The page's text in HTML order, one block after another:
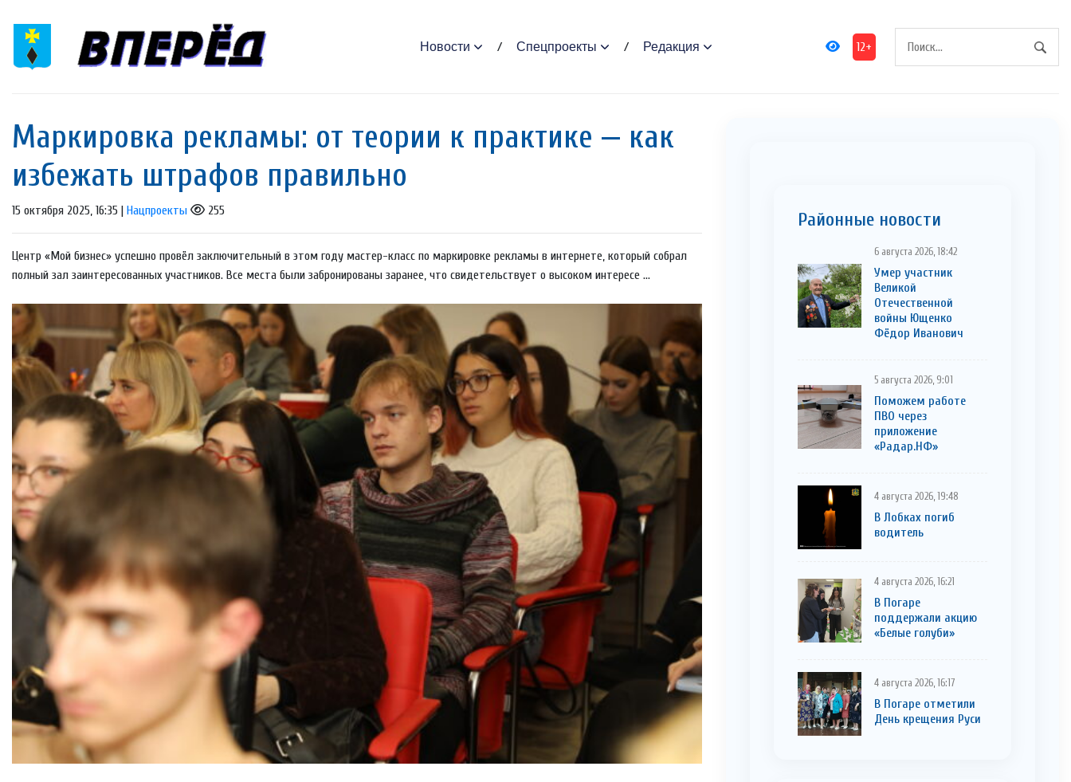
Новости Спецпроекты Редакция 12+
Маркировка рекламы: от теории к практике — как
избежать штрафов правильно
15 октября 2025, 16:35 | Нацпроекты 255
Центр «Мой бизнес» успешно провёл заключительный в этом году мастер-класс по маркировке рекламы в интернете, который собрал
полный зал заинтересованных участников. Все места были забронированы заранее, что свидетельствует о высоком интересе ...
Районные новости
6 августа 2026, 18:42
Умер участник
Великой
Отечественной
войны Ющенко
Фёдор Иванович
5 августа 2026, 9:01
Поможем работе
ПВО через
приложение
«Радар.НФ»
4 августа 2026, 19:48
В Лобках погиб
водитель
4 августа 2026, 16:21
В Погаре
поддержали акцию
«Белые голуби»
4 августа 2026, 16:17
В Погаре отметили
День крещения Руси